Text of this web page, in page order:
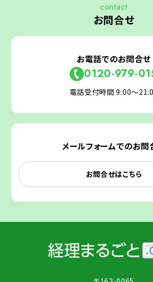
contact
お問合せ
お電話でのお問合せ
0120-979-
電話受付時間 9:00～
メールフォームでのお問
お問合せはこちら